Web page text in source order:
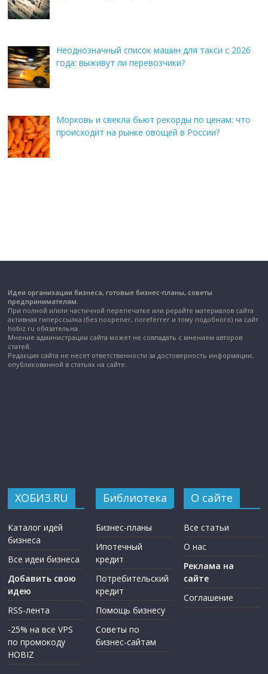
Неоднозначный список машин для такси с 2026
года: выживут ли перевозчики?
Морковь и свекла бьют рекорды по ценам: что
происходит на рынке овощей в России?
Идеи организации бизнеса, готовые бизнес-планы, советы
предпринимателям.
При полной и/или частичной перепечатке или рерайте материалов сайта
активная гиперссылка (без noopener, noreferrer и тому подобного) на сайт
hobiz.ru обязательна.
Мнение администрации сайта может не совпадать с мнением авторов
статей.
Редакция сайта не несет ответственности за достоверность информации,
опубликованной в статьях на сайте.
ХОБИЗ.RU
Каталог идей
бизнеса
Все идеи бизнеса
Добавить свою
идею
RSS-лента
-25% на все VPS
по промокоду
HOBIZ
Библиотека
Бизнес-планы
Ипотечный
кредит
Потребительский
кредит
Помощь бизнесу
Советы по
бизнес-сайтам
О сайте
Все статьи
О нас
Реклама на
сайте
Соглашение